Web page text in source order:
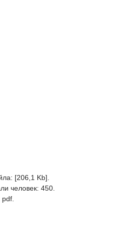
[206,1 Kb].
человек: 450.